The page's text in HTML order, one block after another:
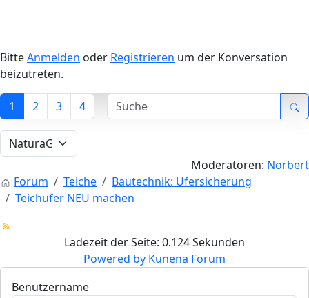
BitteAnmelden oder Registrieren um der Konversation
beizutreten.
1 2 3 4
Moderatoren: Norbert
Forum
Teiche
Bautechnik: Ufersicherung
Teichufer NEU machen
Ladezeit der Seite: 0.124 Sekunden
Powered by Kunena Forum
Benutzername